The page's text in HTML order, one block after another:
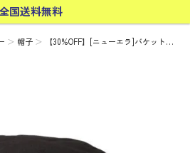
国送料無料
帽子 【30%OFF】[ニューエラ]バケット…